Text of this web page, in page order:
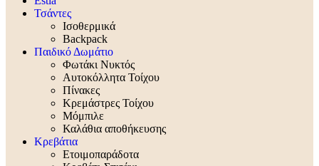
Τσάντες
Ισοθερμικά
Backpack
Παιδικό Δωμάτιο
Φωτάκι Νυκτός
Αυτοκόλλητα Τοίχου
Πίνακες
Κρεμάστρες Τοίχου
Μόμπιλε
Καλάθια αποθήκευσης
Κρεβάτια
Ετοιμοπαράδοτα